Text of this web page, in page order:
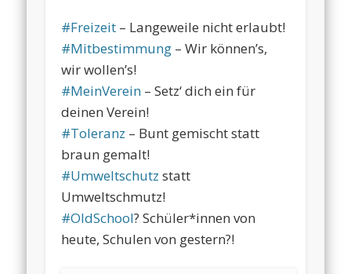
#Freizeit – Langeweile nicht erlaubt!
#Mitbestimmung – Wir können’s,
wir wollen’s!
#MeinVerein – Setz‘ dich ein für
deinen Verein!
#Toleranz – Bunt gemischt statt
braun gemalt!
#Umweltschutz statt
Umweltschmutz!
#OldSchool? Schüler*innen von
heute, Schulen von gestern?!